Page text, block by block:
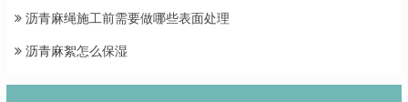
沥青麻绳施工前需要做哪些表面处理
沥青麻絮怎么保湿